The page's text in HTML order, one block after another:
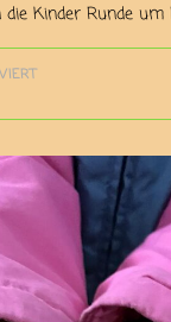
Kinder Runde um